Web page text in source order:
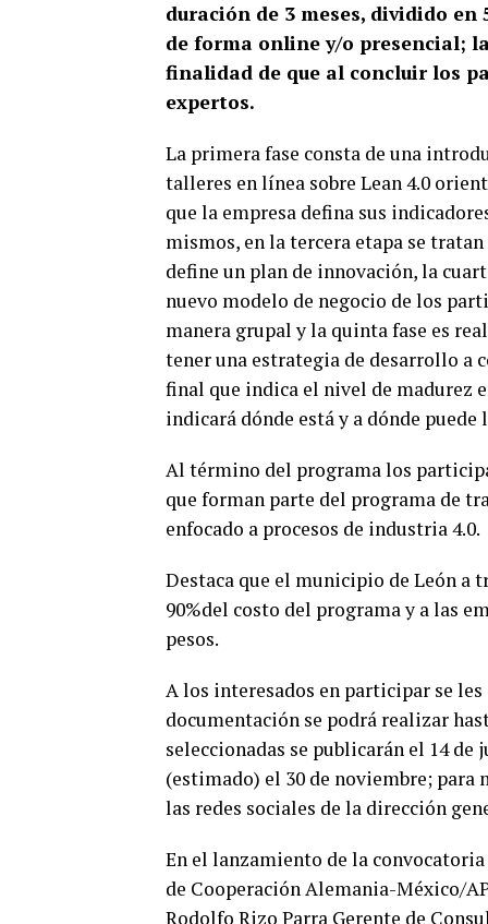
duración de 3 meses, dividido
de forma online y/o presencial;
finalidad de que al concluir los
expertos.
La primera fase consta de una
talleres en línea sobre Lean 4.0
que la empresa defina sus
mismos, en la tercera etapa se
define un plan de innovación, la
nuevo modelo de negocio de los
manera grupal y la quinta fase es
tener una estrategia de desarrollo a
final que indica el nivel de madurez
indicará dónde está y a dónde
Al término del programa los
que forman parte del programa de
enfocado a procesos de industria 4.0.
Destaca que el municipio de León a
90%del costo del programa y a las
pesos.
A los interesados en participar se
documentación se podrá realizar
seleccionadas se publicarán el 14
(estimado) el 30 de noviembre;
las redes sociales de la dirección
En el lanzamiento de la
de Cooperación Alemania-México/
Rodolfo Rizo Parra Gerente de